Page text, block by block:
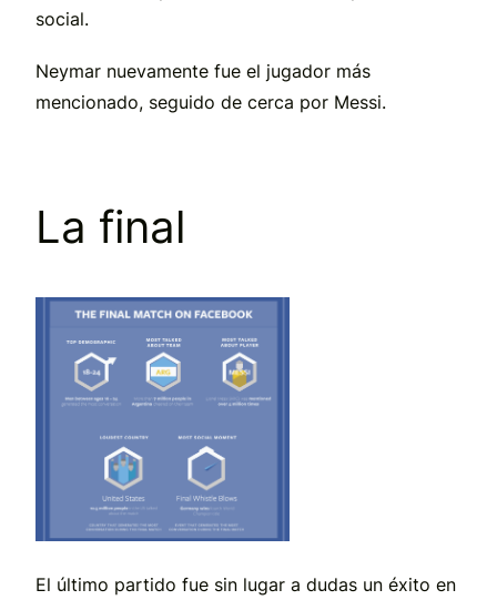
social.
Neymar nuevamente fue el jugador más
mencionado, seguido de cerca por Messi.
La final
El último partido fue sin lugar a dudas un éxito en